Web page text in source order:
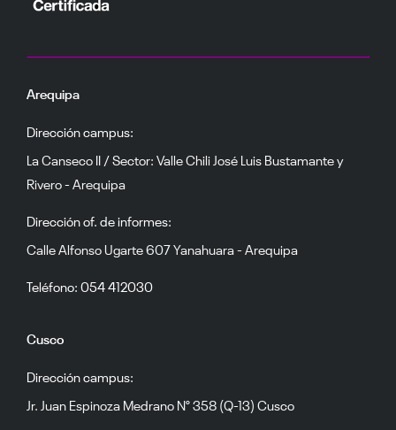
Arequipa
Dirección campus:
La Canseco II / Sector: Valle Chili José Luis Bustamante y
Rivero - Arequipa
Dirección of. de informes:
Calle Alfonso Ugarte 607 Yanahuara - Arequipa
Teléfono: 054 412030
Cusco
Dirección campus:
Jr. Juan Espinoza Medrano N° 358 (Q-13) Cusco